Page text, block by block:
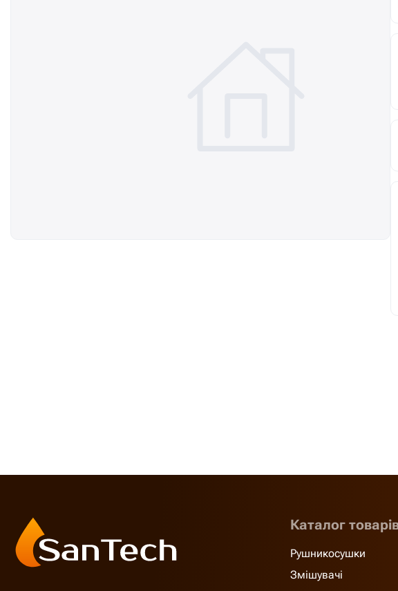
Каталог
Рушникосушки
Змішувачі